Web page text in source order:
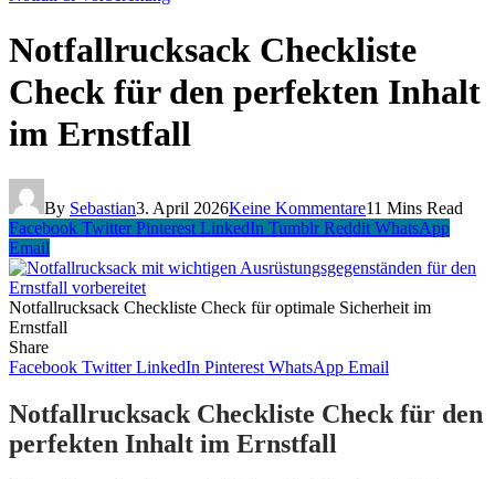
Notfallrucksack Checkliste
Check für den perfekten Inhalt
im Ernstfall
By Sebastian3. April 2026Keine Kommentare11 Mins Read
Facebook Twitter Pinterest LinkedIn Tumblr Reddit WhatsApp
Email
Notfallrucksack Checkliste Check für optimale Sicherheit im
Ernstfall
Share
Facebook Twitter LinkedIn Pinterest WhatsApp Email
Notfallrucksack Checkliste Check für den
perfekten Inhalt im Ernstfall